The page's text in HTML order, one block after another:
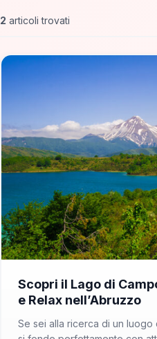
2 articoli trovati
Scopri il Lago di
e Relax nell’Abruzzo
Se sei alla ricerca di un luogo